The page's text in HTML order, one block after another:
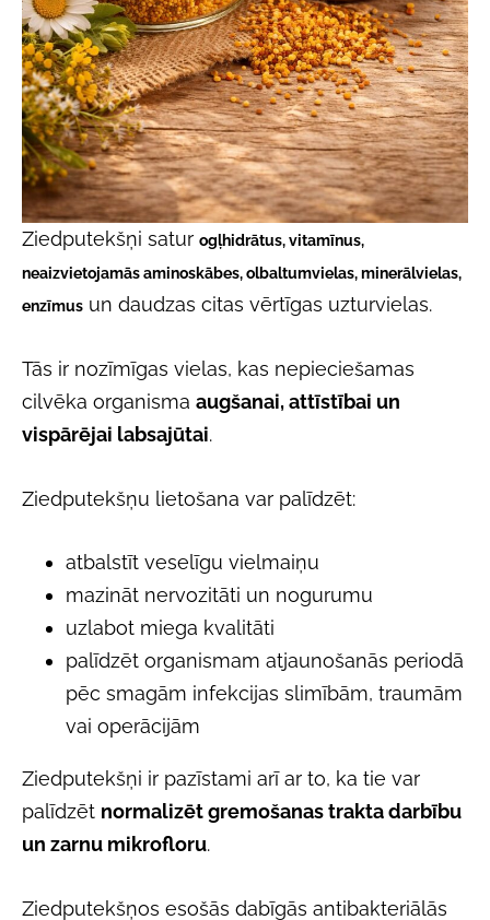
Ziedputekšņi satur ogļhidrātus, vitamīnus,
neaizvietojamās aminoskābes, olbaltumvielas, minerālvielas,
enzīmus un daudzas citas vērtīgas uzturvielas.
Tās ir nozīmīgas vielas, kas nepieciešamas
cilvēka organisma augšanai, attīstībai un
vispārējai labsajūtai.
Ziedputekšņu lietošana var palīdzēt:
atbalstīt veselīgu vielmaiņu
mazināt nervozitāti un nogurumu
uzlabot miega kvalitāti
palīdzēt organismam atjaunošanās periodā
pēc smagām infekcijas slimībām, traumām
vai operācijām
Ziedputekšņi ir pazīstami arī ar to, ka tie var
palīdzēt normalizēt gremošanas trakta darbību
un zarnu mikrofloru.
Ziedputekšņos esošās dabīgās antibakteriālās